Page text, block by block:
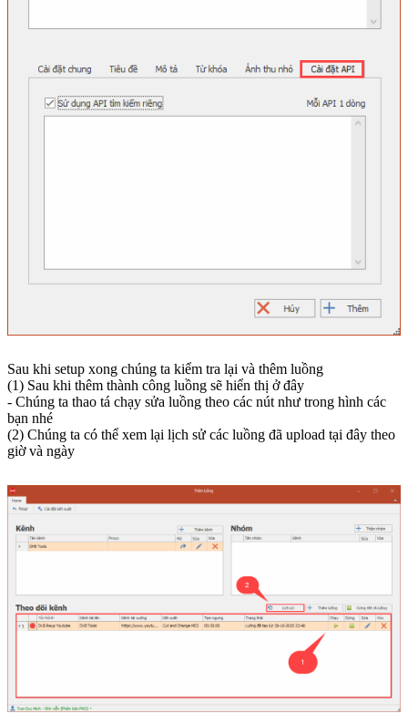
Sau khi setup xong chúng ta kiểm tra lại và thêm luồng
(1) Sau khi thêm thành công luồng sẽ hiển thị ở đây
- Chúng ta thao tá chạy sửa luồng theo các nút như trong hình các
bạn nhé
(2) Chúng ta có thể xem lại lịch sử các luồng đã upload tại đây theo
giờ và ngày